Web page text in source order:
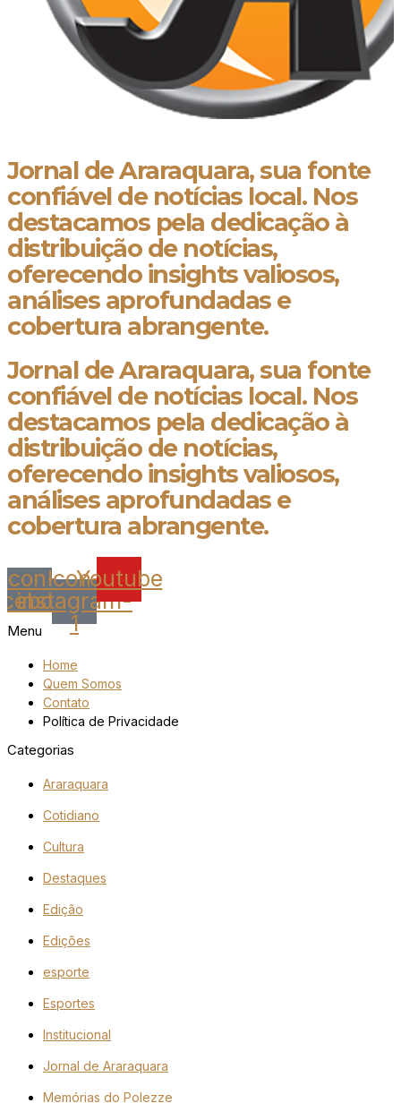
Jornal de Araraquara, sua fonte
confiável de notícias local. Nos
destacamos pela dedicação à
distribuição de notícias,
oferecendo insights valiosos,
análises aprofundadas e
cobertura abrangente.
Jornal de Araraquara, sua fonte
confiável de notícias local. Nos
destacamos pela dedicação à
distribuição de notícias,
oferecendo insights valiosos,
análises aprofundadas e
cobertura abrangente.
Icon-Icon-
instagram-
1
Youtube
Menu
Home
Quem Somos
Contato
Política de Privacidade
Categorias
Araraquara
Cotidiano
Cultura
Destaques
Edição
Edições
esporte
Esportes
Institucional
Jornal de Araraquara
Memórias do Polezze